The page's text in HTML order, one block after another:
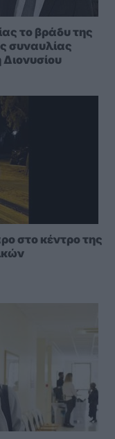
το βράδυ της
συναυλίας
στο κέντρο της